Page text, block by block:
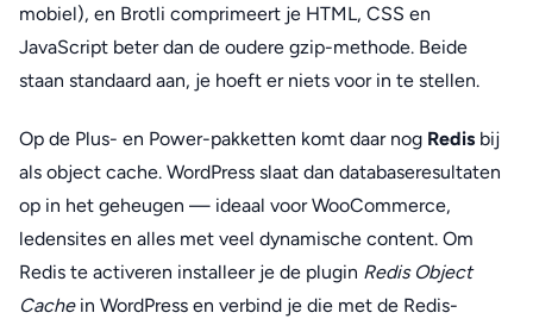
mobiel), en Brotli comprimeert je HTML, CSS en
JavaScript beter dan de oudere gzip-methode. Beide
staan standaard aan, je hoeft er niets voor in te stellen.
Op de Plus- en Power-pakketten komt daar nog Redis bij
als object cache. WordPress slaat dan databaseresultaten
op in het geheugen — ideaal voor WooCommerce,
ledensites en alles met veel dynamische content. Om
Redis te activeren installeer je de plugin Redis Object
Cachein WordPress en verbind je die met de Redis-